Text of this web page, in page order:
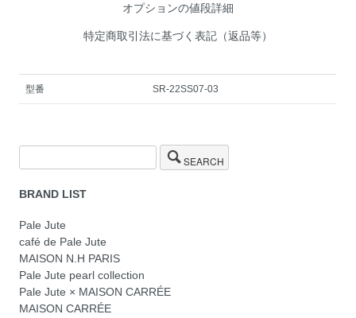
オプションの値段詳細
特定商取引法に基づく表記（返品等）
型番 SR-22SS07-03
SEARCH
BRAND LIST
Pale Jute
café de Pale Jute
MAISON N.H PARIS
Pale Jute pearl collection
Pale Jute × MAISON CARRÉE
MAISON CARRÉE